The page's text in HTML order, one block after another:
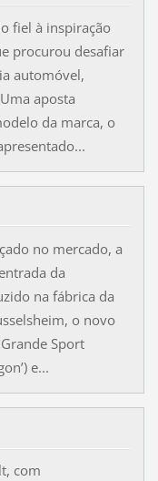
fiel à inspiração
procurou desafiar
automóvel,
aposta
da marca, o
no mercado, a
da
na fábrica da
o novo
Sport
e...
com